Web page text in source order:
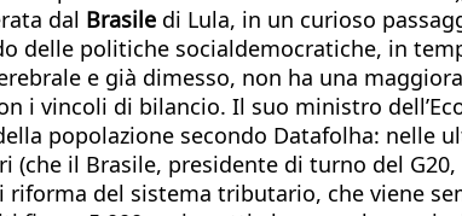
dal Brasile di Lula, in un curioso
delle politiche socialdemocratiche, in
e già dimesso, non ha una
i vincoli di bilancio. Il suo ministro
popolazione secondo Datafolha: nelle
il Brasile, presidente di turno del
riforma del sistema tributario, che viene